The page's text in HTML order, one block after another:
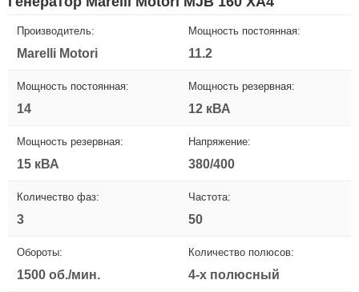
Производитель:
Marelli Motori
Мощность постоянная:
11.2
Мощность постоянная:
14
Мощность резервная:
12 кВА
Мощность резервная:
15 кВА
Напряжение:
380/400
Количество фаз:
3
Частота:
50
Обороты:
1500 об./мин.
Количество полюсов:
4-х полюсный